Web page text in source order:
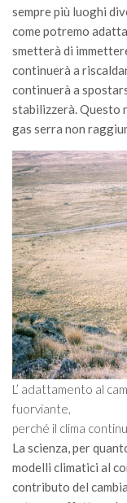
Cartella
Video
PDF
SISEF Eventi
@SISEF
SISEF
Redazione
Credits
sempre più luoghi
come potremo
smetterà di
continuerà a
continuerà a
stabilizzerà. Questo
gas serra non
L’ adattamento al
fuorviante,
perché il clima
La scienza, per
modelli climatici al
contributo del